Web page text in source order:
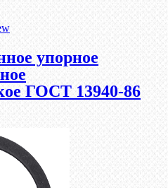
упорное
ГОСТ 13940-86